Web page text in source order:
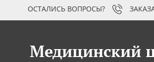
Медицинский